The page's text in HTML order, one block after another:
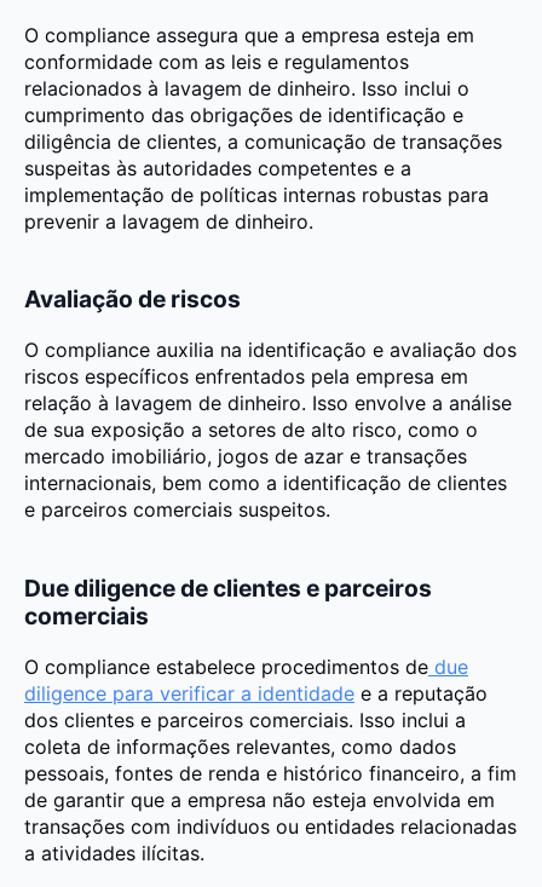
O compliance assegura que a empresa esteja em
conformidade com as leis e regulamentos
relacionados à lavagem de dinheiro. Isso inclui o
cumprimento das obrigações de identificação e
diligência de clientes, a comunicação de transações
suspeitas às autoridades competentes e a
implementação de políticas internas robustas para
prevenir a lavagem de dinheiro.
Avaliação de riscos
O compliance auxilia na identificação e avaliação dos
riscos específicos enfrentados pela empresa em
relação à lavagem de dinheiro. Isso envolve a análise
de sua exposição a setores de alto risco, como o
mercado imobiliário, jogos de azar e transações
internacionais, bem como a identificação de clientes
e parceiros comerciais suspeitos.
Due diligence de clientes e parceiros
comerciais
O compliance estabelece procedimentos de due
diligence para verificar a identidade e a reputação
dos clientes e parceiros comerciais. Isso inclui a
coleta de informações relevantes, como dados
pessoais, fontes de renda e histórico financeiro, a fim
de garantir que a empresa não esteja envolvida em
transações com indivíduos ou entidades relacionadas
a atividades ilícitas.